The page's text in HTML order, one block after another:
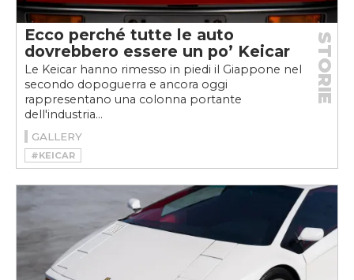
Ecco perché tutte le auto
dovrebbero essere un po’ Keicar
Le Keicar hanno rimesso in piedi il Giappone nel
secondo dopoguerra e ancora oggi
rappresentano una colonna portante
dell'industria...
STORIE
GALLERY
#KEICAR